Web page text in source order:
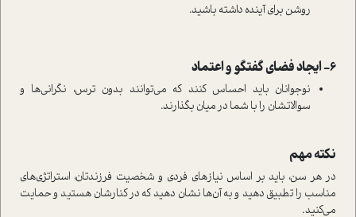
روشن برای آینده داشته باشید.
6- ایجاد فضای گفتگو و اعتماد
نوجوانان باید احساس کنند که می‌توانند بدون ترس، نگرانی‌ها و
سوالاتشان را با شما در میان بگذارند.
نکته مهم
در هر سن، باید بر اساس نیازهای فردی و شخصیت فرزندتان، استراتژی‌های
مناسب را تطبیق دهید و به آن‌ها نشان دهید که در کنارشان هستید و حمایت
می‌کنید.